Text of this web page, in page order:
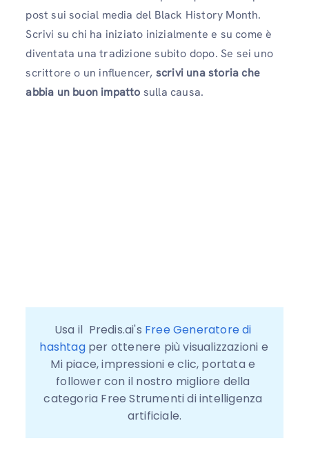
post sui social media del Black History Month.
Scrivi su chi ha iniziato inizialmente e su come è
diventata una tradizione subito dopo. Se sei uno
scrittore o un influencer, scrivi una storia che
abbia un buon impatto sulla causa.
Usa il  Predis.ai's Free Generatore di
hashtag per ottenere più visualizzazioni e
Mi piace, impressioni e clic, portata e
follower con il nostro migliore della
categoria Free Strumenti di intelligenza
artificiale.